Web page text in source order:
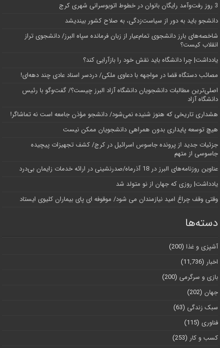
3 روز رفت‌وآمد رایگان بانوان در خطوط اتوبوسرانی شهری کرج
دانشجو باید به دور از سیاست‌زدگی، به صلاح کشور بیندیشد
شاخصه‌های بارز دانشجوی تمام‌عیار از زبان فرمانده سپاه البرز/ دانشجوی تراز
انقلاب کیست؟
یادداشت| چرا دانشگاه باید نقش خود را بازآرایی کند؟
مصائب دستگاه قضا در مواجهه با دعاوی ملکی/ دردسر اسناد عادی چند‌ دهه‌ای!
اصلی‌ترین مطالبات دانشجویان دانشگاه آزاد البرز چیست؟/ گفت‌وگو با رئیس
دانشگاه آز‌اد
هشداری تاریخی که هنوز شنیده نمی‌شود/ دانشجو مؤذن جامعه است نه تماشاگر!
هیچ توسعه پایداری بدون همراهی دانشجویان ممکن نیست
جزئیات جدید از پرونده جاسوس اسرائیل در کرج/‌ کشف تجهیزات پیچیده
جاسوسی از متهم
عناوین روزنامه‌های البرز در ‌18 آذرماه/صدرنشینی در ارائه خدمات زایمان بی‌درد
یادداشت| روزی که جهان از نو متولد شد
وقتی وقف چراغ امید نیازمندان می شود/ موقوفه ای پای بیماران کلیوی ایستاد
دسته‌ها
آشپزی و غذا (200)
اخبار (11,736)
بازی و سرگرمی (200)
جهان (202)
سبک زندگی (63)
فناوری (115)
کسب و کار (253)